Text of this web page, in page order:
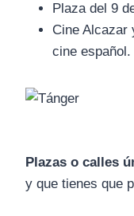
Plaza del 9
Cine Alcazar
cine español.
Plazas o calles
y que tienes que